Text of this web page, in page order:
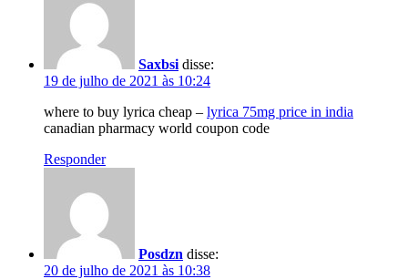
Saxbsi disse:
19 de julho de 2021 às 10:24
where to buy lyrica cheap – lyrica 75mg price in india
canadian pharmacy world coupon code
Responder
Posdzn disse:
20 de julho de 2021 às 10:38